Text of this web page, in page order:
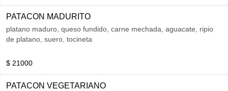
PATACON MADURITO
platano maduro, queso fundido, carne mechada, aguacate, ripio
de platano, suero, tocineta
$ 21000
PATACON VEGETARIANO